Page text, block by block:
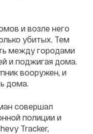
и возле него
убитых. Тем
между городами
и поджигая дома.
вооружен, и
дома.
совершал
полиции и
Tracker,